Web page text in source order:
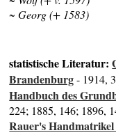
~ Georg (+ 1583)
statistische Literatur:
Brandenburg- 1914,
Handbuch des
224; 1885, 146; 1896,
Rauer's